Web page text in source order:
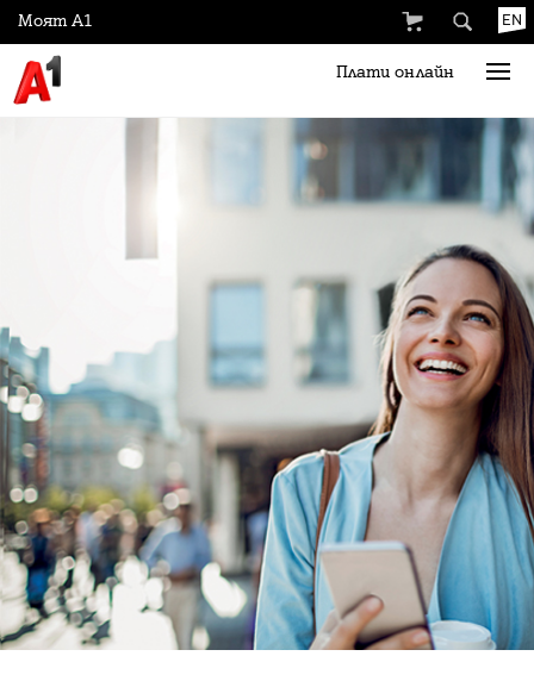
EN
Плати онлайн
Моят А1